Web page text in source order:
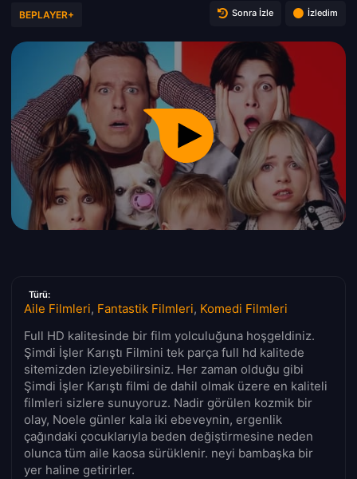
BEPLAYER+ Sonra İzle İzledim
Türü:
Aile Filmleri, Fantastik Filmleri, Komedi Filmleri
Full HD kalitesinde bir film yolculuğuna hoşgeldiniz.
Şimdi İşler Karıştı Filmini tek parça full hd kalitede
sitemizden izleyebilirsiniz. Her zaman olduğu gibi
Şimdi İşler Karıştı filmi de dahil olmak üzere en kaliteli
filmleri sizlere sunuyoruz. Nadir görülen kozmik bir
olay, Noele günler kala iki ebeveynin, ergenlik
çağındaki çocuklarıyla beden değiştirmesine neden
olunca tüm aile kaosa sürüklenir. neyi bambaşka bir
yer haline getirirler.